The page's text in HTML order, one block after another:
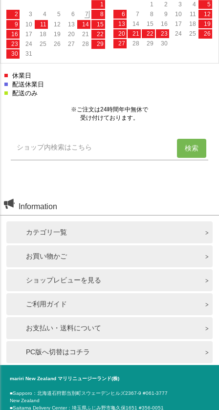
Information
カテゴリ一覧
お買い物かご
ショップレビューを見る
ご利用ガイド
お支払い・送料について
PC版へ切替はコチラ
mariri New Zealand マリリニュージーランド(株)
■Sapporo：北海道石狩郡当別町スウェーデンヒルズ2367-9 #061-3777
New Zealand
■Saitama Delivery Center：埼玉県ふじみ野市亀久保1651 #356-0051